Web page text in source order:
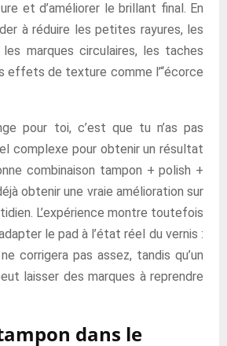
et d’améliorer le brillant final. En
à réduire les petites rayures, les
marques circulaires, les taches
effets de texture comme l’“écorce
pour toi, c’est que tu n’as pas
complexe pour obtenir un résultat
combinaison tampon + polish +
obtenir une vraie amélioration sur
L’expérience montre toutefois
le pad à l’état réel du vernis :
corrigera pas assez, tandis qu’un
laisser des marques à reprendre
dans le